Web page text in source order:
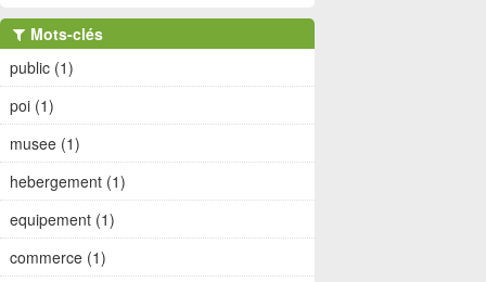
Mots-clés
public (1)
poi (1)
musee (1)
hebergement (1)
equipement (1)
commerce (1)